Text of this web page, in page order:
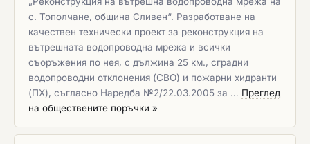
с. Тополчане, община Сливен“. Разработване на
качествен технически проект за реконструкция на
вътрешната водопроводна мрежа и всички
съоръжения по нея, с дължина 25 км., сградни
водопроводни отклонения (СВО) и пожарни хидранти
(ПХ), съгласно Наредба №2/22.03.2005 за … Преглед
на обществените поръчки »